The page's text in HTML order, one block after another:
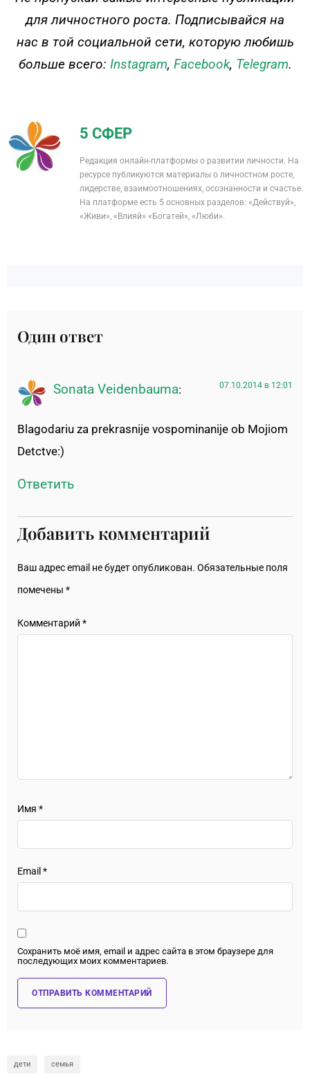
для личностного роста. Подписывайся на
нас в той социальной сети, которую любишь
больше всего: Instagram, Facebook, Telegram.
5 СФЕР
Редакция онлайн-платформы о развитии личности. На
ресурсе публикуются материалы о личностном росте,
лидерстве, взаимоотношениях, осознанности и счастье.
На платформе есть 5 основных разделов: «Действуй»,
«Живи», «Влияй» «Богатей», «Люби».
Один ответ
Sonata Veidenbauma: 07.10.2014 в 12:01
Blagodariu za prekrasnije vospominanije ob Mojiom
Detctve:)
Ответить
Добавить комментарий
Ваш адрес email не будет опубликован. Обязательные поля
помечены *
Комментарий *
Имя *
Email *
Сохранить моё имя, email и адрес сайта в этом браузере для
последующих моих комментариев.
дети семья